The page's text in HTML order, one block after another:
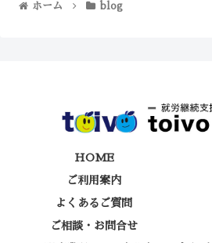
ホーム blog
HOME
ご利用案内
よくあるご質問
ご相談・お問合せ